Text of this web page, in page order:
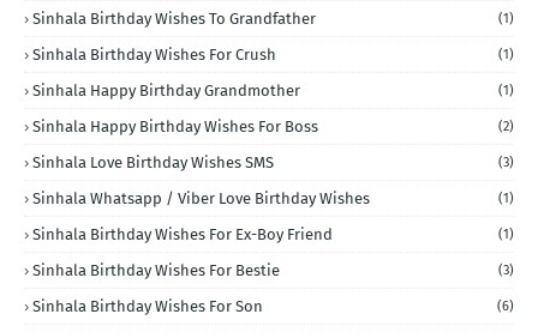
Sinhala Birthday Wishes To Grandfather (1)
Sinhala Birthday Wishes For Crush (1)
Sinhala Happy Birthday Grandmother (1)
Sinhala Happy Birthday Wishes For Boss (2)
Sinhala Love Birthday Wishes SMS (3)
Sinhala Whatsapp / Viber Love Birthday Wishes (1)
Sinhala Birthday Wishes For Ex-Boy Friend (1)
Sinhala Birthday Wishes For Bestie (3)
Sinhala Birthday Wishes For Son (6)